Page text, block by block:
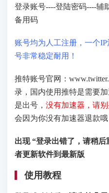
登录账号----登陆密码----辅
备用码
账号均为人工注册，一个
号非常稳定耐用！
推特账号官网：
录，国内使用推特是需要
是出号， 没有加速器，请
会因为你没有加速器退款哦
出现 “登录出错了 ，请稍后
者更新软件到最新版
使用教程